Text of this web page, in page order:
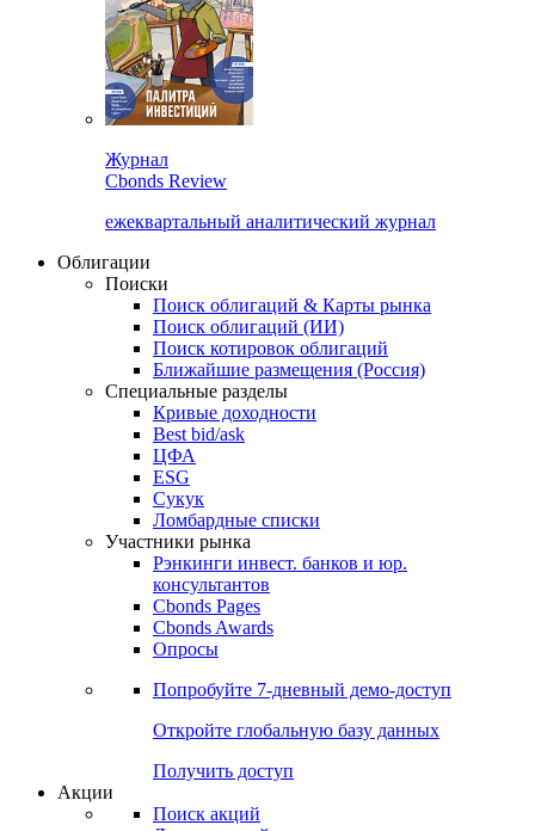
Cbonds Review
ежеквартальный аналитический журнал
Облигации
Поиски
Поиск облигаций & Карты рынка
Поиск облигаций (ИИ)
Поиск котировок облигаций
Ближайшие размещения (Россия)
Специальные разделы
Кривые доходности
Best bid/ask
ЦФА
ESG
Сукук
Ломбардные списки
Участники рынка
Рэнкинги инвест. банков и юр.
Cbonds Pages
Опросы
Попробуйте7-дневный
Откройте глобальную базу данных